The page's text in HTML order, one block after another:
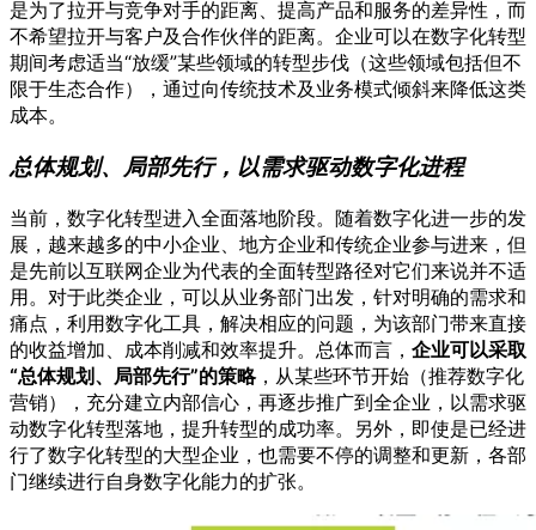
是为了拉开与竞争对手的距离、提高产品和服务的差异性，而
不希望拉开与客户及合作伙伴的距离。企业可以在数字化转型
期间考虑适当“放缓”某些领域的转型步伐（这些领域包括但不
限于生态合作），通过向传统技术及业务模式倾斜来降低这类
成本。
总体规划、局部先行，以需求驱动数字化进程
当前，数字化转型进入全面落地阶段。随着数字化进一步的发
展，越来越多的中小企业、地方企业和传统企业参与进来，但
是先前以互联网企业为代表的全面转型路径对它们来说并不适
用。对于此类企业，可以从业务部门出发，针对明确的需求和
痛点，利用数字化工具，解决相应的问题，为该部门带来直接
的收益增加、成本削减和效率提升。总体而言， 企业可以采取
“总体规划、局部先行”的策略，从某些环节开始（推荐数字化
营销），充分建立内部信心，再逐步推广到全企业，以需求驱
动数字化转型落地，提升转型的成功率。另外，即使是已经进
行了数字化转型的大型企业，也需要不停的调整和更新，各部
门继续进行自身数字化能力的扩张。